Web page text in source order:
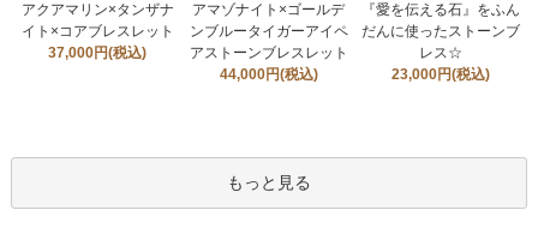
アクアマリン×タンザナ
イト×コアブレスレット
37,000円(税込)
アマゾナイト×ゴールデ
ンブルータイガーアイペ
アストーンブレスレット
44,000円(税込)
『愛を伝える石』をふん
だんに使ったストーンブ
レス☆
23,000円(税込)
もっと見る